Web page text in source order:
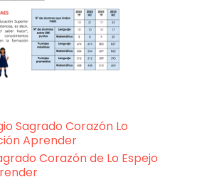
Sagrado Corazón Lo
Aprender
Corazón de Lo Espejo